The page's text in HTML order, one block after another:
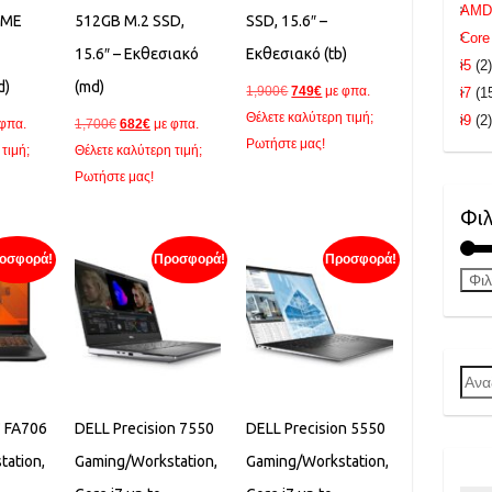
512GB M.2 SSD,
15.6″ – Εκθεσιακό
(md)
1,700€ Original
price
was:
682€Η
τρέχουσα
τιμή
με φπα.
Θέλετε καλύτερη τιμή;
Ρωτήστε μας!
SSD, 15.6″ –
Εκθεσιακό (tb)
1,900€Original
price
was:
749€Η
τρέχουσα
τιμή
με φπα.
Θέλετε καλύτερη τιμή;
Ρωτήστε μας!
FA706
Προσφορά!
DELL Precision 7550
Gaming/Workstation,
Προσφορά!
DELL Precision 5550
Gaming/Workstation,
AMD
i5 (2)
i7
i9 (2)
για: